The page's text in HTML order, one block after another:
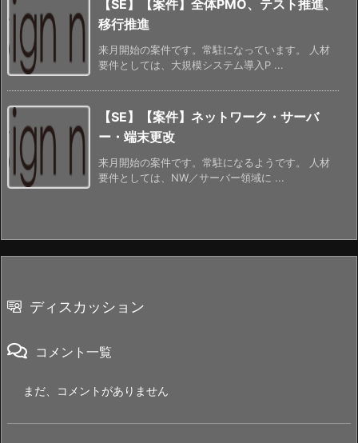
【SE】【案件】全体PMO、テスト推進、
移行推進
来月開始の案件です。常駐になっています。 人材
要件としては、大規模システム導入P ...
【SE】【案件】ネットワーク・サーバ
ー・端末更改
来月開始の案件です。常駐になるようです。 人材
要件としては、NW／サーバー領域に ...
ディスカッション
コメント一覧
まだ、コメントがありません